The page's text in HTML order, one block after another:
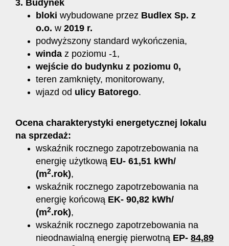
3. Budynek
bloki wybudowane przez Budlex Sp. z
o.o. w 2019 r.
podwyższony standard wykończenia,
winda z poziomu -1,
wejście do budynku z poziomu 0,
teren zamknięty, monitorowany,
wjazd od ulicy Batorego.
Ocena charakterystyki energetycznej lokalu
na sprzedaż:
wskaźnik rocznego zapotrzebowania na
energię użytkową EU- 61,51 kWh/
(m2.rok),
wskaźnik rocznego zapotrzebowania na
energię końcową EK- 90,82 kWh/
(m2.rok),
wskaźnik rocznego zapotrzebowania na
nieodnawialną energię pierwotną EP- 84,89